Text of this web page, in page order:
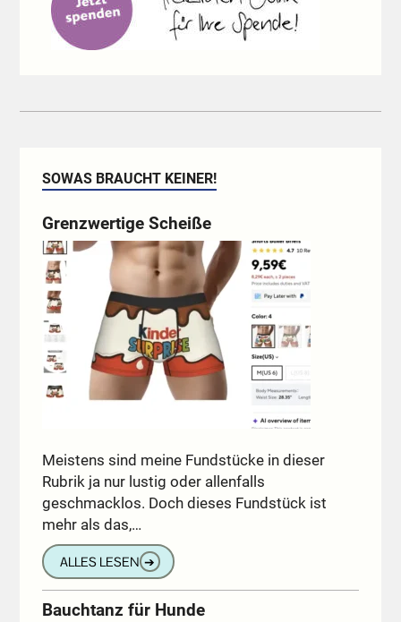
SOWAS BRAUCHT KEINER!
Grenzwertige Scheiße
Meistens sind meine Fundstücke in dieser
Rubrik ja nur lustig oder allenfalls
geschmacklos. Doch dieses Fundstück ist
mehr als das,…
ALLES LESEN ➔
Bauchtanz für Hunde